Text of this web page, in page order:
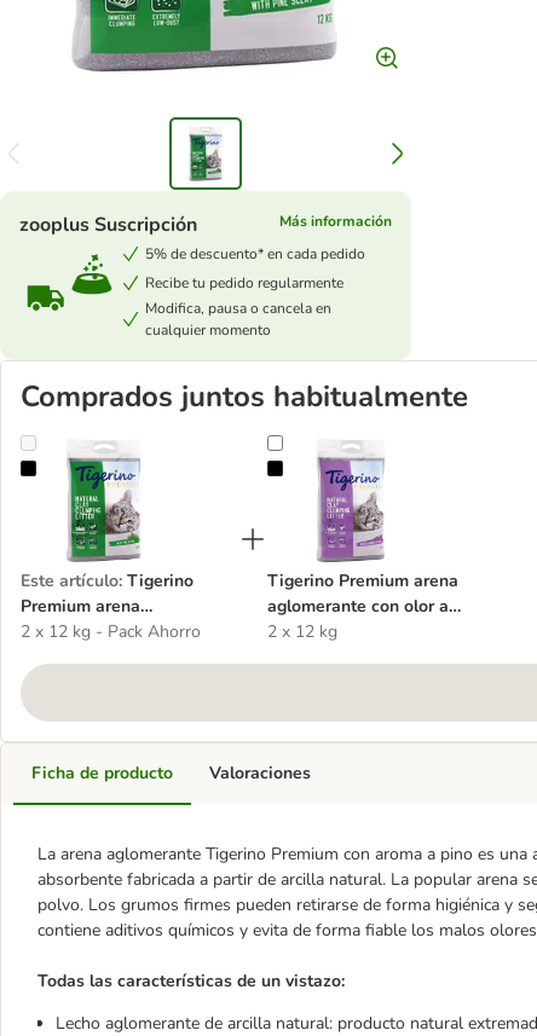
zooplus Suscripción
Más información
5% de descuento* en cada pedido
Recibe tu pedido regularmente
Modifica, pausa o cancela en
cualquier momento
Comprados juntos habitualmente
Tigerino Premium arena aglomerante con olor a pino
Este artículo: Tigerino
Premium arena
aglomerante con olor a
2 x 12 kg - Pack Ahorro
Tigerino Premium arena
Tigerino Premium arena
aglomerante con olor a
lavanda
2 x 12 kg
Ficha de producto
La arena aglomerante Tigerino Premium con aroma a pino es
absorbente fabricada a partir de arcilla natural. La popular arena
polvo. Los grumos firmes pueden retirarse de forma higiénica y
contiene aditivos químicos y evita de forma fiable los malos
Todas las características de un vistazo:
Lecho aglomerante de arcilla natural: producto natural
Valoraciones